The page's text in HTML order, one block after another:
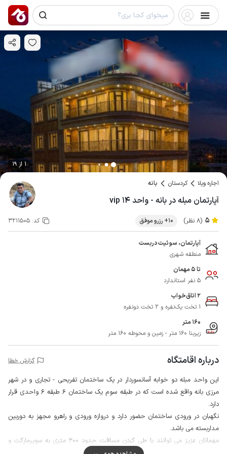
1 از 19
اجاره ویلا کردستان بانه
آپارتمان مبله در بانه - واحد ۱۴ vip
5 (8 نظر) 10+ رزرو موفق کد: 3211505
آپارتمان، سوئیت دربست
منطقه شهری
تا 5 مهمان
5 نفر استاندارد
2 اتاق‌خواب
1 تخت یک‌نفره و 2 تخت دونفره
160 متر
زیربنا 160 متر - زمین و محوطه 160 متر
درباره اقامتگاه گزارش خطا
این واحد مبله دو خوابه آسانسوردار در یک ساختمان تفریحی - تجاری و در شهر
مرزی بانه واقع شده است که در طبقه سوم یک ساختمان 6 طبقه 6 واحدی قرار
دارد.
نگهبان در ورودی ساختمان حضور دارد و دروازه ورودی و راهرو مجهز به دوربین
مداربسته می باشد.
مهمانان عزیز می توانند با طی کردن مسافت حدود 200 متری به سوپرمارکت و